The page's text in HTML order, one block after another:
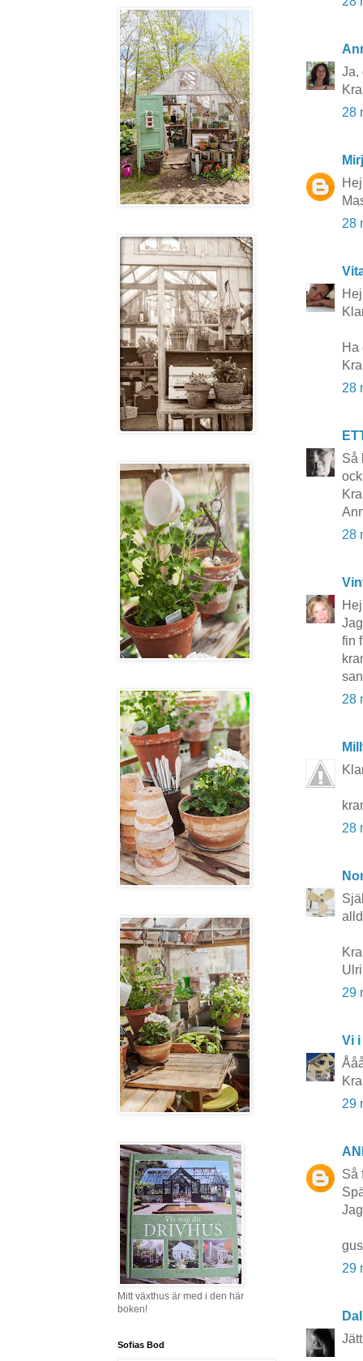
Ja,
28
28
Ha
28
Så
28
Hej
fin
28
28
29
Vi
29
Så
29
Mitt växthus är med i den här
boken!
Sofias Bod